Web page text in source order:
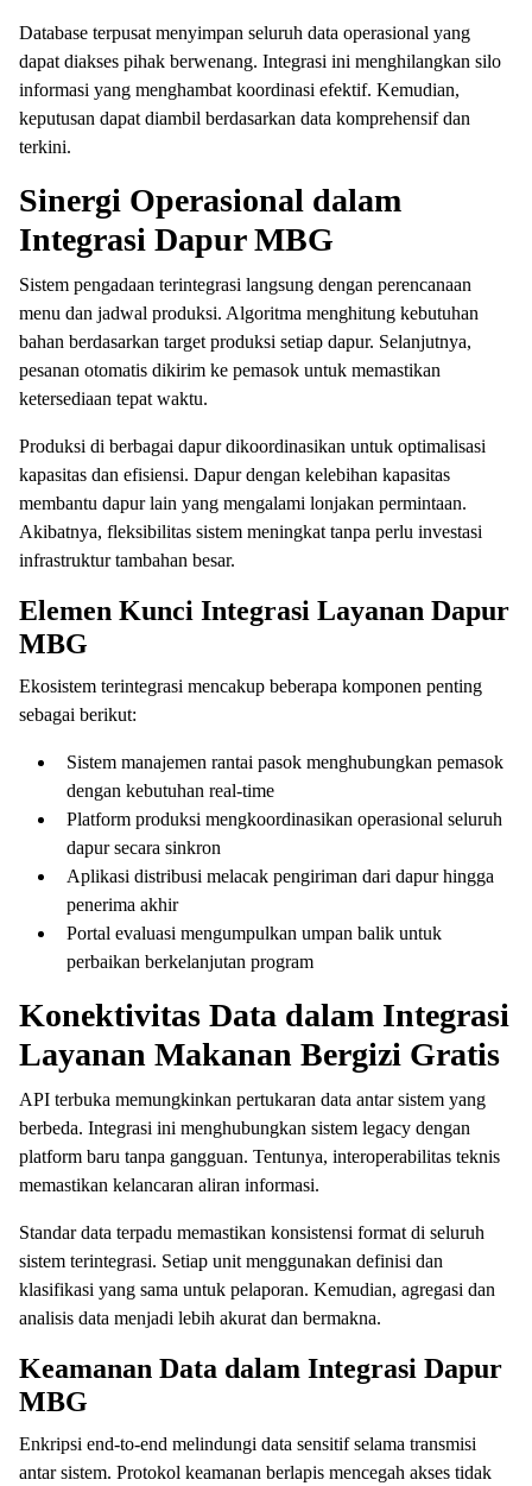
Database terpusat menyimpan seluruh data operasional yang
dapat diakses pihak berwenang. Integrasi ini menghilangkan silo
informasi yang menghambat koordinasi efektif. Kemudian,
keputusan dapat diambil berdasarkan data komprehensif dan
terkini.
Sinergi Operasional dalam
Integrasi Dapur MBG
Sistem pengadaan terintegrasi langsung dengan perencanaan
menu dan jadwal produksi. Algoritma menghitung kebutuhan
bahan berdasarkan target produksi setiap dapur. Selanjutnya,
pesanan otomatis dikirim ke pemasok untuk memastikan
ketersediaan tepat waktu.
Produksi di berbagai dapur dikoordinasikan untuk optimalisasi
kapasitas dan efisiensi. Dapur dengan kelebihan kapasitas
membantu dapur lain yang mengalami lonjakan permintaan.
Akibatnya, fleksibilitas sistem meningkat tanpa perlu investasi
infrastruktur tambahan besar.
Elemen Kunci Integrasi Layanan Dapur
MBG
Ekosistem terintegrasi mencakup beberapa komponen penting
sebagai berikut:
Sistem manajemen rantai pasok menghubungkan pemasok
dengan kebutuhan real-time
Platform produksi mengkoordinasikan operasional seluruh
dapur secara sinkron
Aplikasi distribusi melacak pengiriman dari dapur hingga
penerima akhir
Portal evaluasi mengumpulkan umpan balik untuk
perbaikan berkelanjutan program
Konektivitas Data dalam Integrasi
Layanan Makanan Bergizi Gratis
API terbuka memungkinkan pertukaran data antar sistem yang
berbeda. Integrasi ini menghubungkan sistem legacy dengan
platform baru tanpa gangguan. Tentunya, interoperabilitas teknis
memastikan kelancaran aliran informasi.
Standar data terpadu memastikan konsistensi format di seluruh
sistem terintegrasi. Setiap unit menggunakan definisi dan
klasifikasi yang sama untuk pelaporan. Kemudian, agregasi dan
analisis data menjadi lebih akurat dan bermakna.
Keamanan Data dalam Integrasi Dapur
MBG
Enkripsi end-to-end melindungi data sensitif selama transmisi
antar sistem. Protokol keamanan berlapis mencegah akses tidak